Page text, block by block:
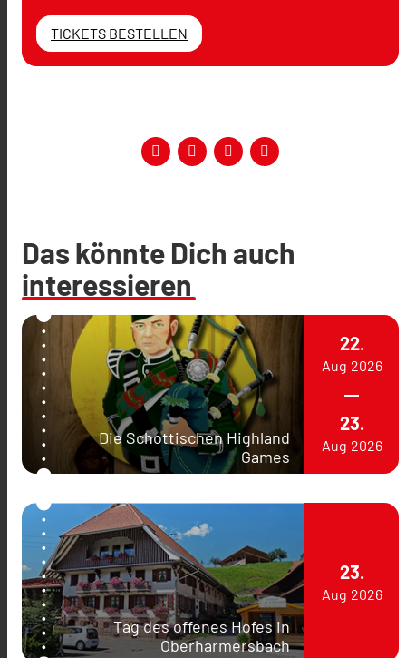
TICKETS BESTELLEN
Das könnte Dich auch
interessieren
Die Schottischen Highland
Games
22.
Aug 2026
23.
Aug 2026
Tag des offenes Hofes in
Oberharmersbach
23.
Aug 2026